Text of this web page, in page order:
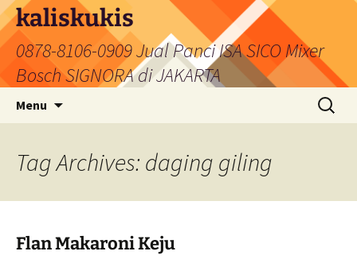
Skip
to
content
kaliskukis
0878-8106-0909 Jual Panci ISA SICO Mixer
Bosch SIGNORA di JAKARTA
Menu
Search
for:
Tag Archives: daging giling
Flan Makaroni Keju